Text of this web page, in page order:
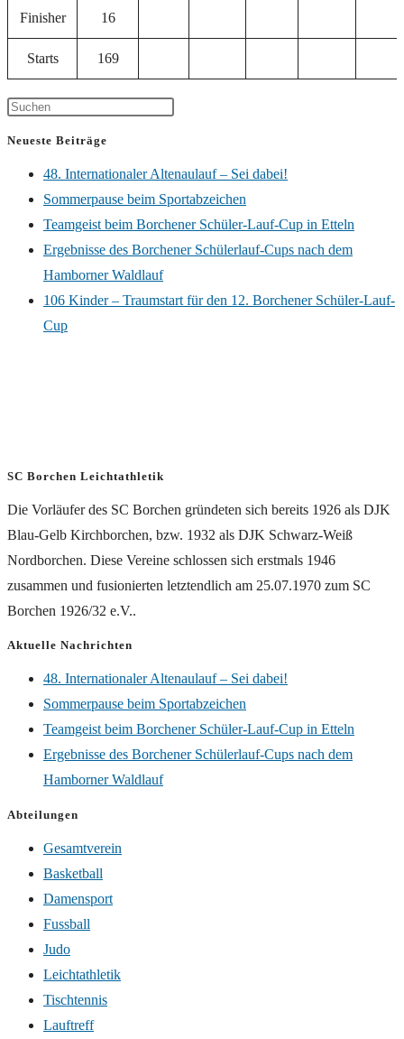
Finisher 16
Starts 169
Neueste Beiträge
48. Internationaler Altenaulauf – Sei dabei!
Sommerpause beim Sportabzeichen
Teamgeist beim Borchener Schüler-Lauf-Cup in Etteln
Ergebnisse des Borchener Schülerlauf-Cups nach dem
Hamborner Waldlauf
106 Kinder – Traumstart für den 12. Borchener Schüler-Lauf-
Cup
SC Borchen Leichtathletik
Die Vorläufer des SC Borchen gründeten sich bereits 1926 als DJK
Blau-Gelb Kirchborchen, bzw. 1932 als DJK Schwarz-Weiß
Nordborchen. Diese Vereine schlossen sich erstmals 1946
zusammen und fusionierten letztendlich am 25.07.1970 zum SC
Borchen 1926/32 e.V..
Aktuelle Nachrichten
48. Internationaler Altenaulauf – Sei dabei!
Sommerpause beim Sportabzeichen
Teamgeist beim Borchener Schüler-Lauf-Cup in Etteln
Ergebnisse des Borchener Schülerlauf-Cups nach dem
Hamborner Waldlauf
Abteilungen
Gesamtverein
Basketball
Damensport
Fussball
Judo
Leichtathletik
Tischtennis
Lauftreff